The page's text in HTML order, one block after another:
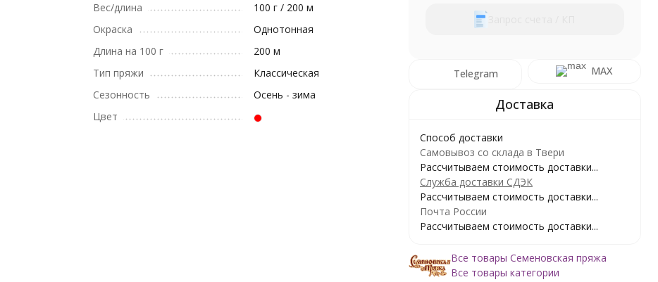
Вес/длина
100 г / 200 м
Окраска
Однотонная
Длина на 100 г
200 м
Тип пряжи
Классическая
Сезонность
Осень - зима
Цвет
Telegram MAX
Способ доставки
Самовывоз со склада в Твери
Рассчитываем стоимость доставки...
Служба доставки СДЭК
Рассчитываем стоимость доставки...
Почта России
Рассчитываем стоимость доставки...
Все товары Семеновская пряжа
Все товары категории